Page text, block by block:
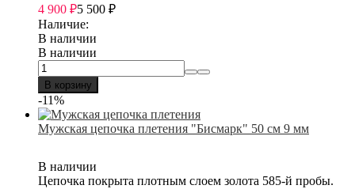
4 900 ₽5 500 ₽
Наличие:
В наличии
В наличии
В корзину
-11%
Мужская цепочка плетения "Бисмарк" 50 см 9 мм
В наличии
Цепочка покрыта плотным слоем золота 585-й пробы.